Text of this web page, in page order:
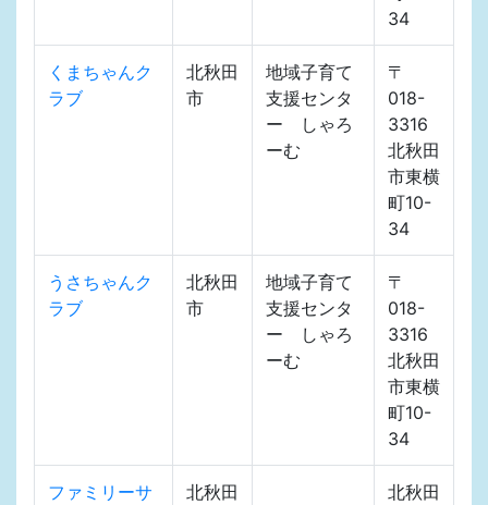
34
くまちゃんク
ラブ
北秋田
市
地域子育て
支援センタ
ー しゃろ
ーむ
〒
018-
3316
北秋田
市東横
町10-
34
うさちゃんク
ラブ
北秋田
市
地域子育て
支援センタ
ー しゃろ
ーむ
〒
018-
3316
北秋田
市東横
町10-
34
ファミリーサ
北秋田
北秋田